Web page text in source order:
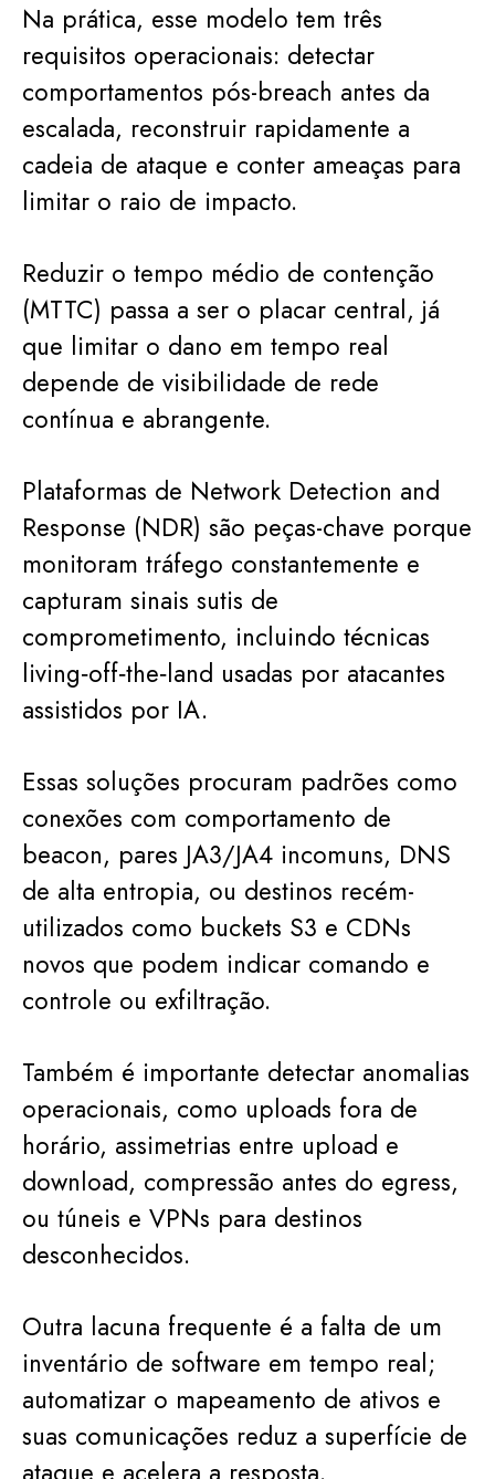
Na prática, esse modelo tem três
requisitos operacionais: detectar
comportamentos pós-breach antes da
escalada, reconstruir rapidamente a
cadeia de ataque e conter ameaças para
limitar o raio de impacto.
Reduzir o tempo médio de contenção
(MTTC) passa a ser o placar central, já
que limitar o dano em tempo real
depende de visibilidade de rede
contínua e abrangente.
Plataformas de Network Detection and
Response (NDR) são peças-chave porque
monitoram tráfego constantemente e
capturam sinais sutis de
comprometimento, incluindo técnicas
living‑off‑the‑land usadas por atacantes
assistidos por IA.
Essas soluções procuram padrões como
conexões com comportamento de
beacon, pares JA3/JA4 incomuns, DNS
de alta entropia, ou destinos recém-
utilizados como buckets S3 e CDNs
novos que podem indicar comando e
controle ou exfiltração.
Também é importante detectar anomalias
operacionais, como uploads fora de
horário, assimetrias entre upload e
download, compressão antes do egress,
ou túneis e VPNs para destinos
desconhecidos.
Outra lacuna frequente é a falta de um
inventário de software em tempo real;
automatizar o mapeamento de ativos e
suas comunicações reduz a superfície de